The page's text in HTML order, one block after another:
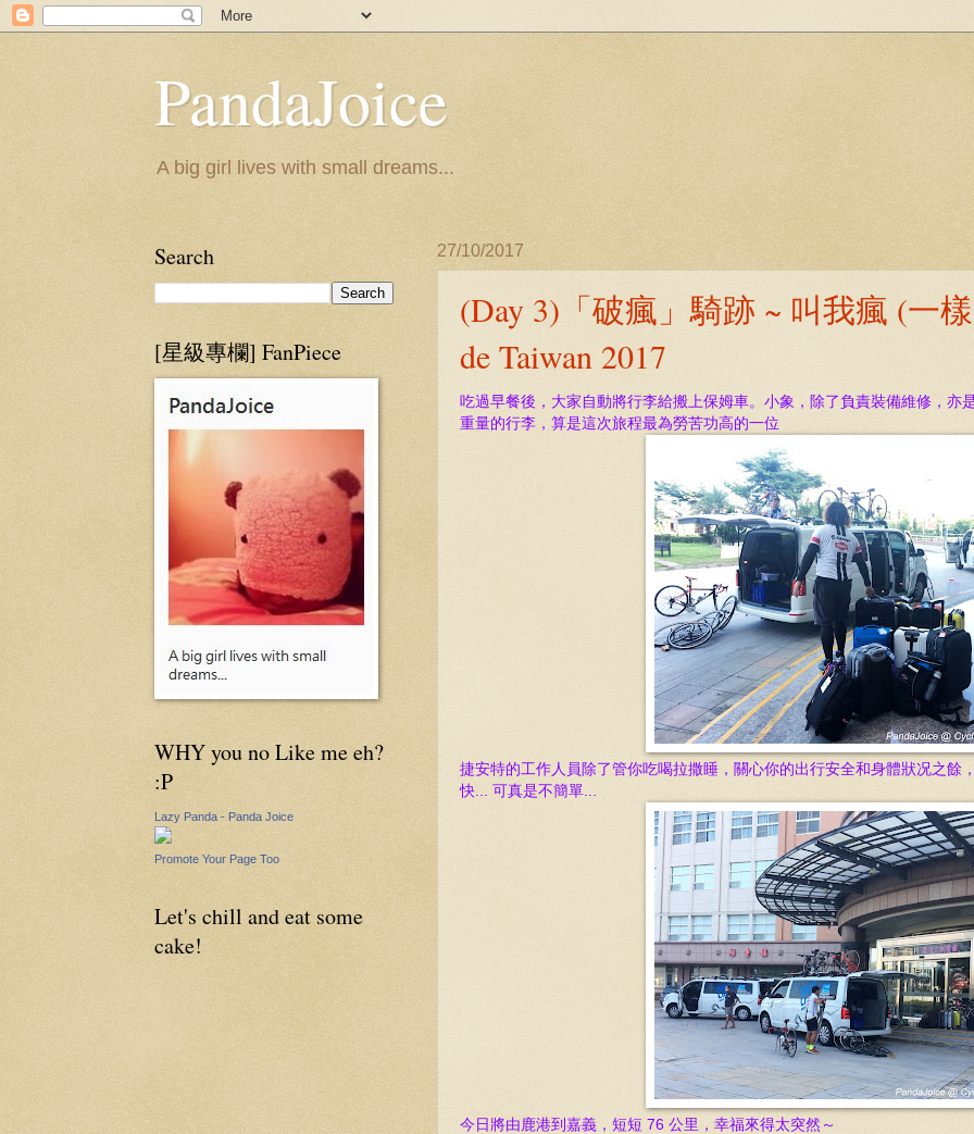
PandaJoice
A big girl lives with small dreams...
27/10/2017
(Day 3)「破瘋」騎跡 ~ 叫我瘋 (一
de Taiwan 2017
吃過早餐後，大家自動將行李給搬上保姆車。小象，除了負責裝備維修，亦
重量的行李，算是這次旅程最為勞苦功高的一位
捷安特的工作人員除了管你吃喝拉撒睡，關心你的出行安全和身體狀况之餘
快... 可真是不簡單...
今 日將由鹿港到嘉義 ，短短 76 公里， 幸福來得太突然～
Search
[星級專欄] FanPiece
WHY you no Like me eh?
:P
Lazy Panda - Panda Joice
Promote Your Page Too
Let's chill and eat some
cake!